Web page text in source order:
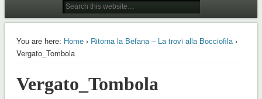
You are here: Home› Ritorna la Befana – La trovi alla Bocciofila›
Vergato_Tombola
Vergato_Tombola